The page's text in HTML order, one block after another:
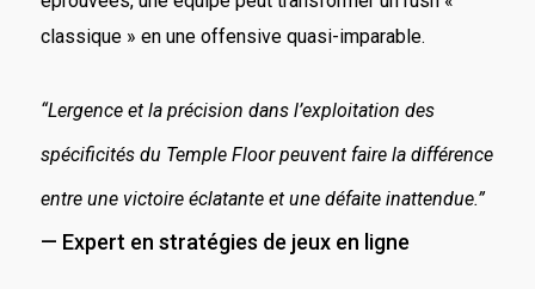
classique » en une offensive quasi-imparable.
“Lergence et la précision dans l’exploitation des
spécificités du Temple Floor peuvent faire la différence
entre une victoire éclatante et une défaite inattendue.”
— Expert en stratégies de jeux en ligne